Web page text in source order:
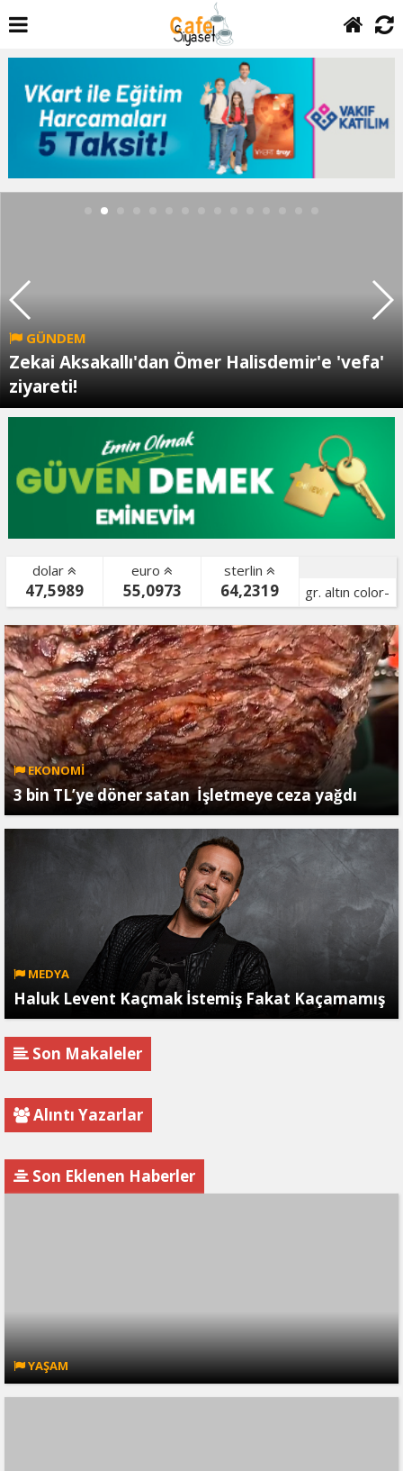
GÜNDEM
Zekai Aksakallı'dan Ömer Halisdemir'e 'vefa'
ziyareti!
dolar
47,5989
euro
55,0973
sterlin
64,2319
gr. altın color-
bist color-
EKONOMİ
3 bin TL’ye döner satan İşletmeye ceza yağdı
MEDYA
Haluk Levent Kaçmak İstemiş Fakat Kaçamamış
Son Makaleler
Alıntı Yazarlar
Son Eklenen Haberler
YAŞAM